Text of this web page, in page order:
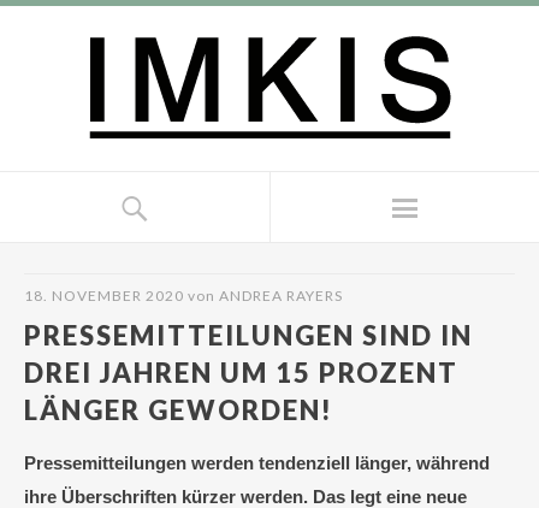
18. NOVEMBER 2020 von ANDREA RAYERS
PRESSEMITTEILUNGEN SIND IN
DREI JAHREN UM 15 PROZENT
LÄNGER GEWORDEN!
Pressemitteilungen werden tendenziell länger, während
ihre Überschriften kürzer werden. Das legt eine neue